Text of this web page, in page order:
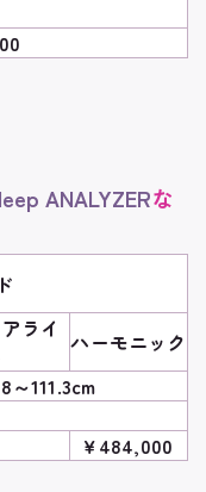
ANALYZERな
ライ ハーモニック
～111.3cm
￥484,000